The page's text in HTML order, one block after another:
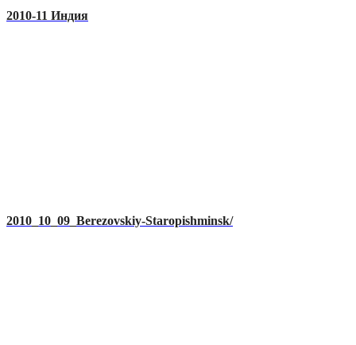
2010-11 Индия
2010_10_09_Berezovskiy-Staropishminsk/